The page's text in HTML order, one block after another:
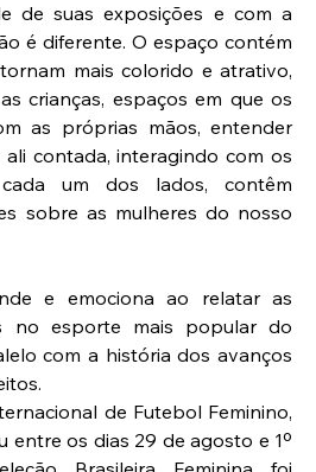
de suas exposições e com a
é diferente. O espaço contém
mais colorido e atrativo,
crianças, espaços em que os
as próprias mãos, entender
contada, interagindo com os
um dos lados, contêm
sobre as mulheres do nosso
e emociona ao relatar as
no esporte mais popular do
com a história dos avanços
de Futebol Feminino,
entre os dias 29 de agosto e 1º